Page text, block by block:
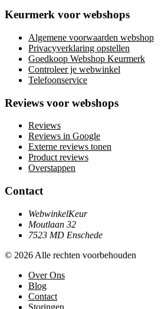
Keurmerk voor webshops
Algemene voorwaarden webshop
Privacyverklaring opstellen
Goedkoop Webshop Keurmerk
Controleer je webwinkel
Telefoonservice
Reviews voor webshops
Reviews
Reviews in Google
Externe reviews tonen
Product reviews
Overstappen
Contact
WebwinkelKeur
Moutlaan 32
7523 MD Enschede
© 2026 Alle rechten voorbehouden
Over Ons
Blog
Contact
Storingen